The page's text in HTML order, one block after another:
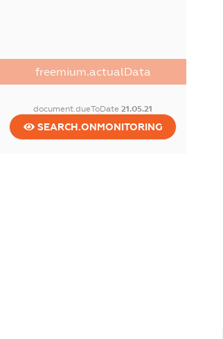
freemium.actualData
document.dueToDate21.05.21
SEARCH.ONMONITORING